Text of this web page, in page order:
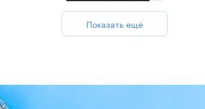
Показать ещё